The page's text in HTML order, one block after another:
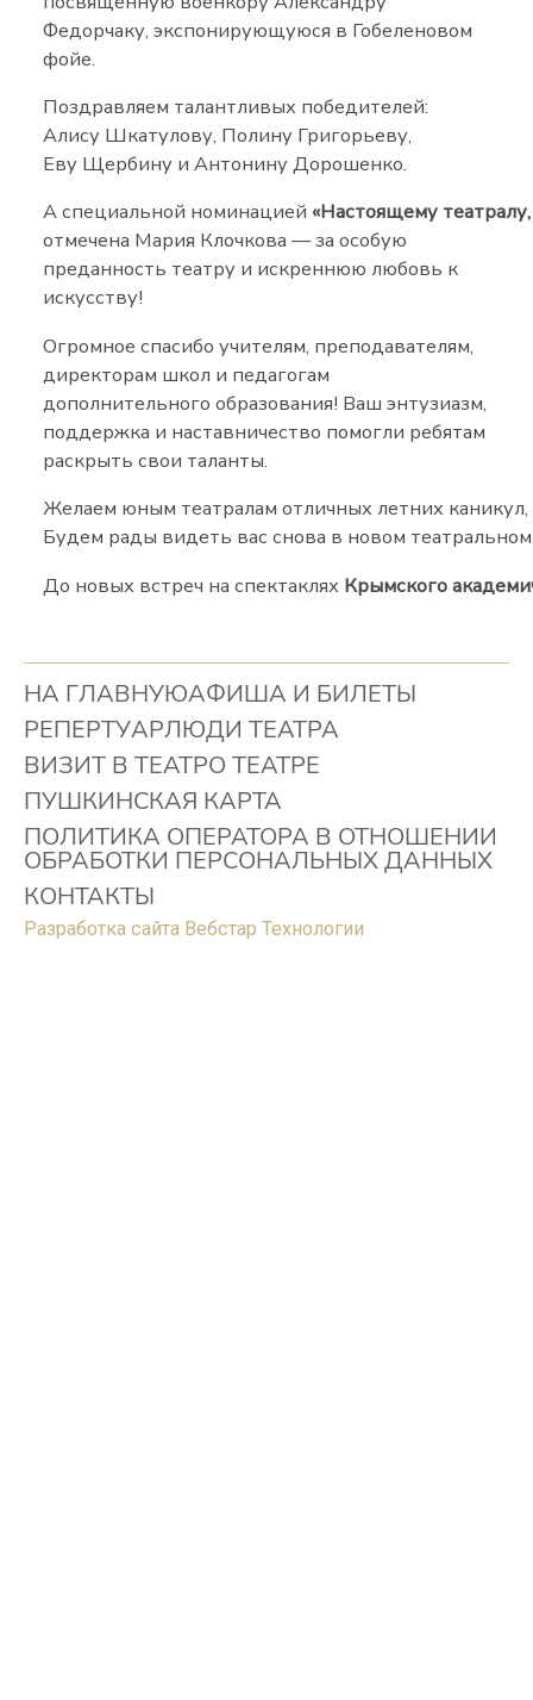
Федорчаку, экспонирующуюся в Гобеленовом
фойе.
Поздравляем талантливых победителей:
Алису Шкатулову, Полину Григорьеву,
Еву Щербину и Антонину Дорошенко.
А специальной номинацией «Настоящему
отмечена Мария Клочкова — за особую
преданность театру и искреннюю любовь к
искусству!
Огромное спасибо учителям, преподавателям,
директорам школ и педагогам
дополнительного образования! Ваш энтузиазм,
поддержка и наставничество помогли ребятам
раскрыть свои таланты.
Желаем юным театралам отличных летних
Будем рады видеть вас снова в новом
До новых встреч на спектаклях Крымского
НА ГЛАВНУЮАФИША И БИЛЕТЫ
РЕПЕРТУАРЛЮДИ ТЕАТРА
ВИЗИТ В ТЕАТРО ТЕАТРЕ
ПУШКИНСКАЯ КАРТА
ПОЛИТИКА ОПЕРАТОРА В ОТНОШЕНИИ
ОБРАБОТКИ ПЕРСОНАЛЬНЫХ ДАННЫХ
КОНТАКТЫ
Разработка сайта Вебстар Технологии